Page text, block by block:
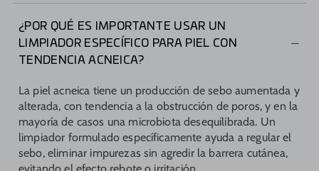
¿POR QUÉ ES IMPORTANTE USAR UN
LIMPIADOR ESPECÍFICO PARA PIEL CON
TENDENCIA ACNEICA?
La piel acneica tiene un producción de sebo aumentada y
alterada, con tendencia a la obstrucción de poros, y en la
mayoría de casos una microbiota desequilibrada. Un
limpiador formulado específicamente ayuda a regular el
sebo, eliminar impurezas sin agredir la barrera cutánea,